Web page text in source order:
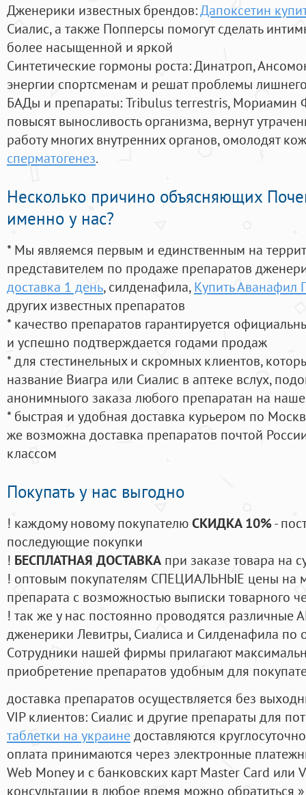
Дженерики известных брендов:Дапоксетин
Сиалис, а также Попперсы помогут сделать
более насыщенной и яркой
Синтетические гормоны роста: Динатроп,
энергии спортсменам и решат проблемы
БАДы и препараты:Tribulus terrestris, Мориамин
повысят выносливость организма, вернут
работу многих внутренних органов, омолодят
сперматогенез.
Несколько причино объясняющих
именно у нас?
* Мы являемся первым и единственным на
представителем по продаже препаратов
доставка 1 день, силденафила, Купить Аванафил
других известных препаратов
* качество препаратов гарантируется
и успешно подтверждается годами продаж
* для стестинельных и скромных клиентов,
название Виагра или Сиалис в аптеке вслух,
анонимныого заказа любого препаратан на
* быстрая и удобная доставка курьером по
же возможна доставка препаратов почтой
классом
Покупать у нас выгодно
! каждому новому покупателюСКИДКА 10%-
последующие покупки
! БЕСПЛАТНАЯ ДОСТАВКА при заказе товара на
! оптовым покупателям СПЕЦИАЛЬНЫЕ цены на
препарата с возможностью выписки товарного
! так же у нас постоянно проводятся
дженерики Левитры, Сиалиса и Силденафила по
Cотрудники нашей фирмы прилагают
приобретение препаратов удобным для
доставка препаратов осуществляется без
VIP клиентов: Сиалис и другие препараты для
таблетки на украинедоставляются круглосуточно
оплата принимаются через электронные
Web Money и с банковских карт Master Card или
консультации в любое время можно обратиться